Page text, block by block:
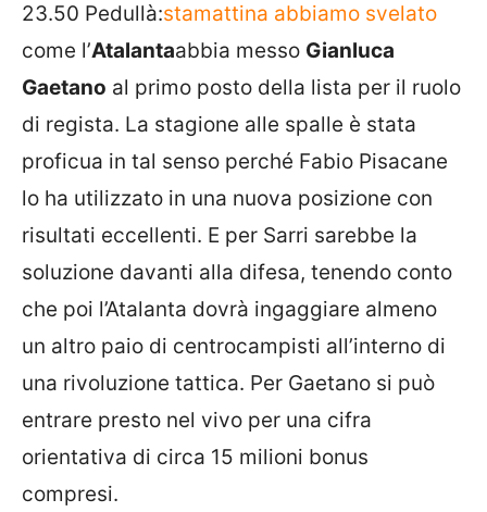
23.50 Pedullà:stamattina abbiamo svelato
come l’Atalantaabbia messo Gianluca
Gaetano al primo posto della lista per il ruolo
di regista. La stagione alle spalle è stata
proficua in tal senso perché Fabio Pisacane
lo ha utilizzato in una nuova posizione con
risultati eccellenti. E per Sarri sarebbe la
soluzione davanti alla difesa, tenendo conto
che poi l’Atalanta dovrà ingaggiare almeno
un altro paio di centrocampisti all’interno di
una rivoluzione tattica. Per Gaetano si può
entrare presto nel vivo per una cifra
orientativa di circa 15 milioni bonus
compresi.